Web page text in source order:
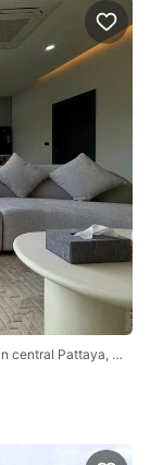
Selling a modern style pool villa in a prime location in central Pattaya, Soi Chalerm